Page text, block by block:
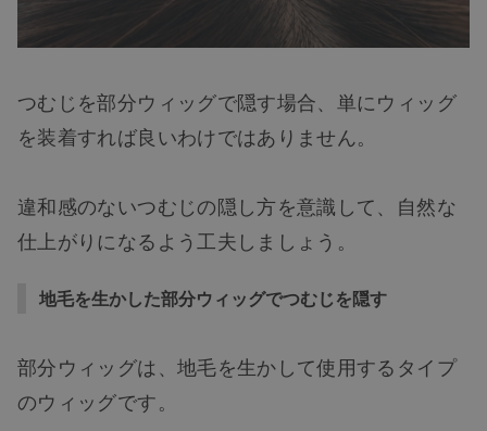
つむじを部分ウィッグで隠す場合、単にウィッグ
を装着すれば良いわけではありません。
違和感のないつむじの隠し方を意識して、自然な
仕上がりになるよう工夫しましょう。
地毛を生かした部分ウィッグでつむじを隠す
部分ウィッグは、地毛を生かして使用するタイプ
のウィッグです。